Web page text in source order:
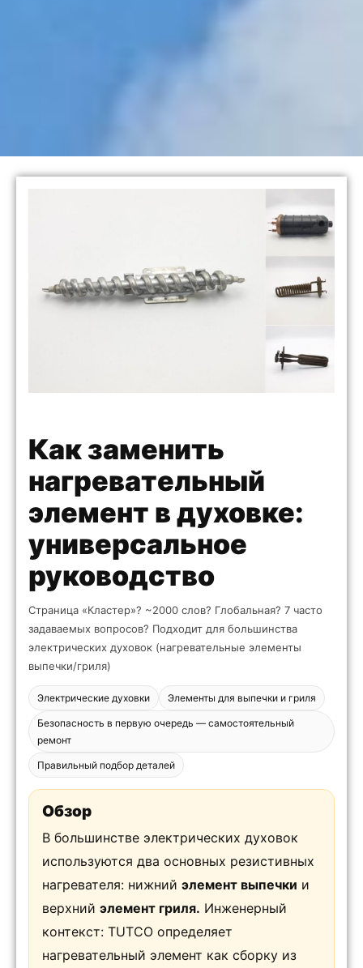
Как заменить
нагревательный
элемент в духовке:
универсальное
руководство
Страница «Кластер»? ~2000 слов? Глобальная? 7 часто
задаваемых вопросов? Подходит для большинства
электрических духовок (нагревательные элементы
выпечки/гриля)
Электрические духовки Элементы для выпечки и гриля
Безопасность в первую очередь — самостоятельный
ремонт
Правильный подбор деталей
Обзор
В большинстве электрических духовок
используются два основных резистивных
нагревателя: нижний элемент выпечки и
верхний элемент гриля. Инженерный
контекст: TUTCO определяет
нагревательный элемент как сборку из